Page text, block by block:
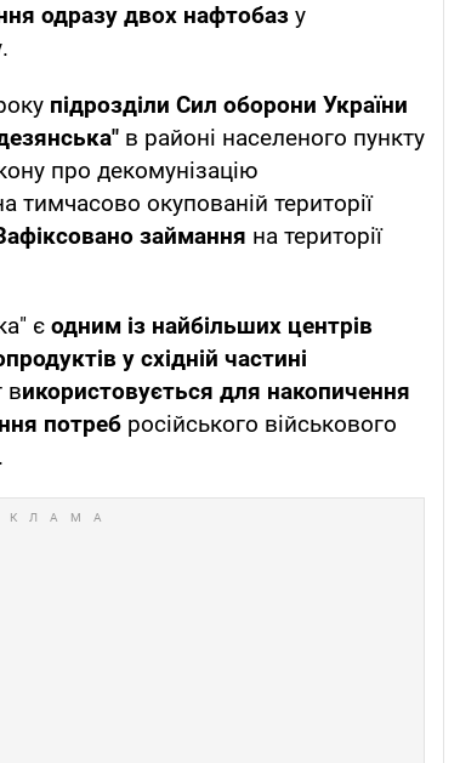
одразу двох нафтобаз у
підрозділи Сил оборони України
в районі населеного пункту
про декомунізацію
окупованій території
займання на території
є одним із найбільших центрів
у східній частині
використовується для накопичення
потреб російського військового